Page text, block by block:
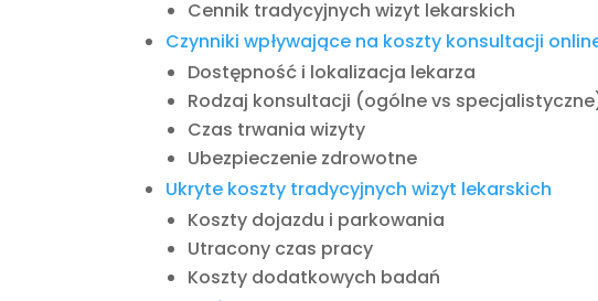
Cennik tradycyjnych wizyt lekarskich
Czynniki wpływające na koszty konsultacji
Dostępność i lokalizacja lekarza
Rodzaj konsultacji (ogólne vs
Czas trwania wizyty
Ubezpieczenie zdrowotne
Ukryte koszty tradycyjnych wizyt lekarskich
Koszty dojazdu i parkowania
Utracony czas pracy
Koszty dodatkowych badań